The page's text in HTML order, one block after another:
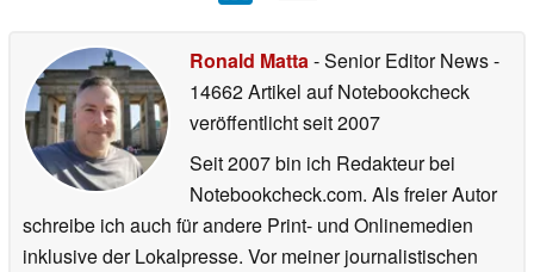
Ronald Matta- Senior Editor News-
14662 Artikel auf Notebookcheck
veröffentlichtseit 2007
Seit 2007 bin ich Redakteur bei
Notebookcheck.com. Als freier Autor
schreibe ich auch für andere Print- und Onlinemedien
inklusive der Lokalpresse. Vor meiner journalistischen